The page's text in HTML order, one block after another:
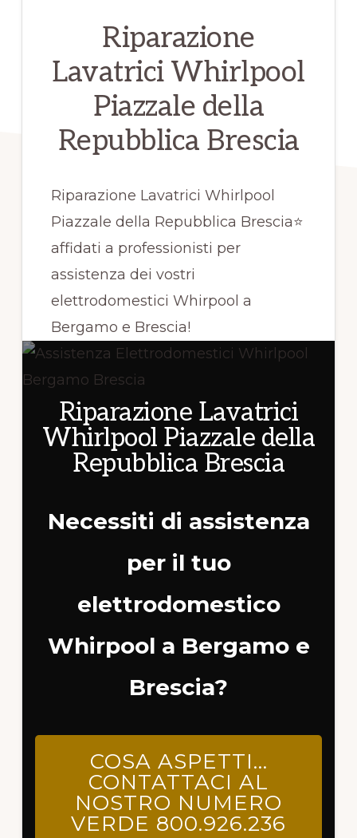
Riparazione
Lavatrici Whirlpool
Piazzale della
Repubblica Brescia
Riparazione Lavatrici Whirlpool
Piazzale della Repubblica Brescia⭐
affidati a professionisti per
assistenza dei vostri
elettrodomestici Whirpool a
Bergamo e Brescia!
Riparazione Lavatrici
Whirlpool Piazzale della
Repubblica Brescia
Necessiti di assistenza
per il tuo
elettrodomestico
Whirpool a Bergamo e
Brescia?
COSA ASPETTI…
CONTATTACI AL
NOSTRO NUMERO
VERDE 800.926.236